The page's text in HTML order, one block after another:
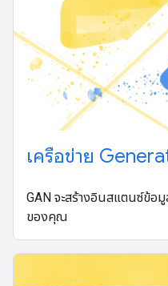
เครือข่าย
GAN จะสร้างอินสแตนซ์ข้
ของคุณ